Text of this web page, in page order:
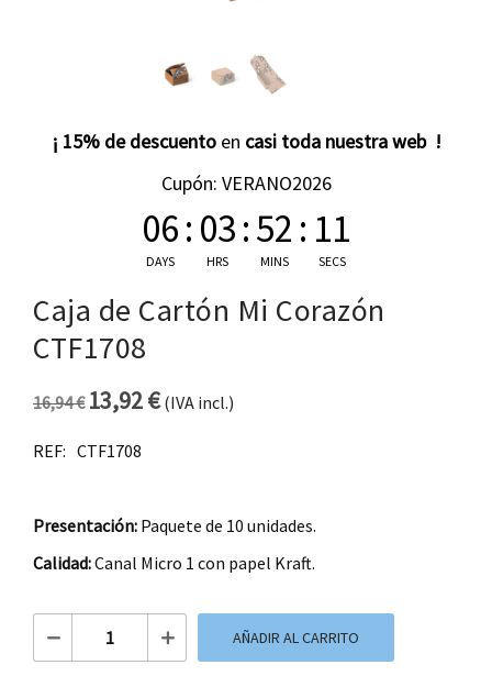
¡ 15% de descuento en casi toda nuestra web !
Cupón: VERANO2026
06
DAYS
: 03
HRS
:52
MINS
: 11
SECS
Caja de Cartón Mi Corazón
CTF1708
16,94€ El precio original era: 16,94 €.
13,92€
El precio actual es: 13,92 €.
(IVA incl.)
REF: CTF1708
Presentación: Paquete de 10 unidades.
Calidad:Canal Micro 1 con papel Kraft.
Caja de Cartón Mi Corazón CTF1708 cantidad
AÑADIR AL CARRITO